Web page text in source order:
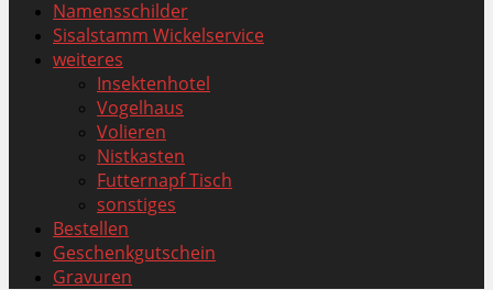
Namensschilder
Sisalstamm Wickelservice
weiteres
Insektenhotel
Vogelhaus
Volieren
Nistkasten
Futternapf Tisch
sonstiges
Bestellen
Geschenkgutschein
Gravuren